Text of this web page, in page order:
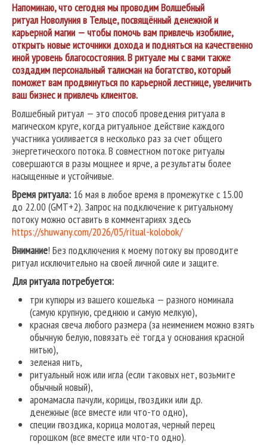
Напоминаю, что сегодня мы проводим Волшебный
ритуал Новолуния в Тельце, посвящённый денежной и
карьерной магии — чтобы помочь вам привлечь изобилие,
открыть новые источники дохода и подняться на качественно
иной уровень благосостояния. В ритуале мы с вами также
создадим персональный талисман на богатство, который
поможет вам продвинуться по карьерной лестнице, увеличить
ваш бизнес и привлечь клиентов.
Волшебный ритуал — это способ проведения ритуала в
магическом круге, когда ритуальное действие каждого
участника усиливается в несколько раз за счет общего
энергетического потока. В совместном потоке ритуалы
совершаются в разы мощнее и ярче, а результаты более
насыщенные и устойчивые.
Время ритуала: 16 мая в любое время в промежутке с 15.00
до 22.00 (GMT+2). Запрос на подключение к ритуальному
потоку можно оставить в комментариях здесь
https://shuwany.com/2026/05/ritual-kolobok/
Внимание! Без подключения к моему потоку вы проводите
ритуал исключительно на своей личной силе и защите.
Для ритуала потребуется:
три купюры из вашего кошелька — разного номинала
(самую крупную, среднюю и самую мелкую),
красная свеча любого размера (за неимением можно взять
обычную белую, повязать её тогда у основания красной
нитью),
зеленая нить,
ритуальный нож или игла (если таковых нет, возьмите
обычный новый),
аромамасла пачули, корицы, гвоздики или др.
денежные (все вместе или что-то одно),
специи гвоздика, корица молотая, черный перец
горошком (все вместе или что-то одно).